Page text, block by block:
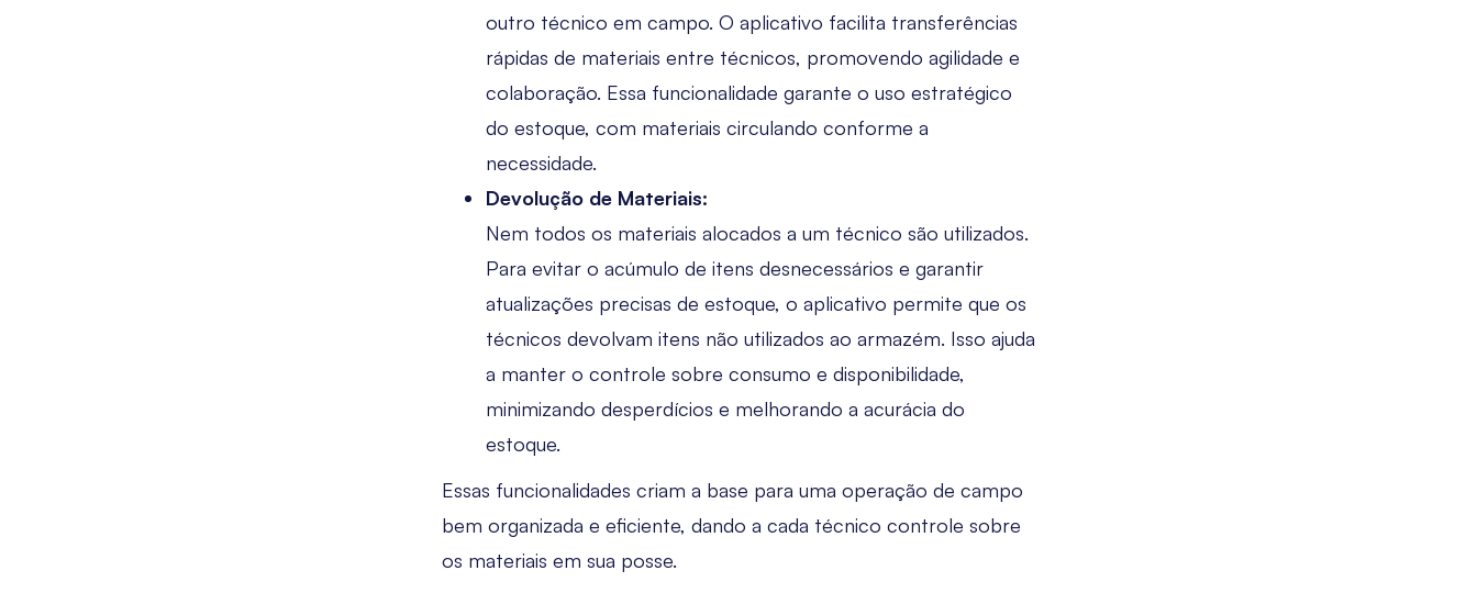
outro técnico em campo. O aplicativo facilita transferências
rápidas de materiais entre técnicos, promovendo agilidade e
colaboração. Essa funcionalidade garante o uso estratégico
do estoque, com materiais circulando conforme a
necessidade.
Devolução de Materiais:
Nem todos os materiais alocados a um técnico são utilizados.
Para evitar o acúmulo de itens desnecessários e garantir
atualizações precisas de estoque, o aplicativo permite que os
técnicos devolvam itens não utilizados ao armazém. Isso ajuda
a manter o controle sobre consumo e disponibilidade,
minimizando desperdícios e melhorando a acurácia do
estoque.
Essas funcionalidades criam a base para uma operação de campo
bem organizada e eficiente, dando a cada técnico controle sobre
os materiais em sua posse.